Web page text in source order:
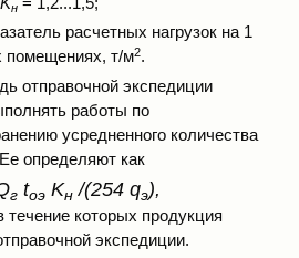
н
расчетных нагрузок на 1
помещениях, т/м2.
отправочной экспедиции
работы по
усредненного количества
определяют как
г tоэ Kн /(254 qэ),
течение которых продукция
экспедиции.